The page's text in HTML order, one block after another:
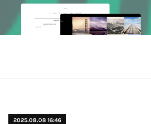
2025.08.08 16:46